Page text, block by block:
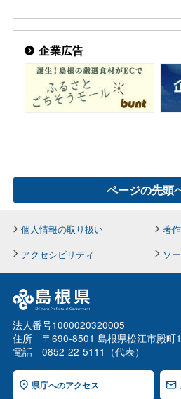
企業広告
ページの先頭
個人情報の取り扱い
著
アクセシビリティ
ソ
法人番号1000020320005
住所 〒690-8501 島根県松江市殿町
電話 0852-22-5111（代表）
県庁へのアクセス